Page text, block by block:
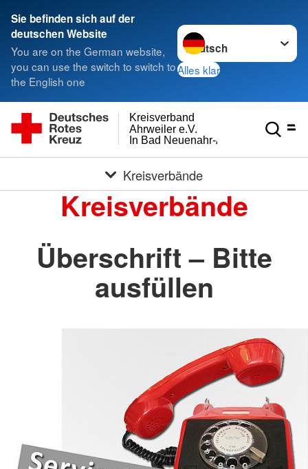
Sie befinden sich auf der
deutschen Website
You are on the German website,
you can use the switch to switch to
the English one
Sprache wechseln zu
Alles klar
In Bad Neuenahr-Ahrweiler
Ahrweiler e.V.
Kreisverband
Kreisverbände
Kreisverbände
Überschrift – Bitte
ausfüllen